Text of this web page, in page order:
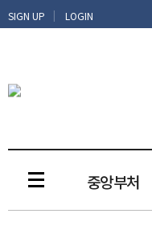
SIGN UP | LOGIN
중앙부처